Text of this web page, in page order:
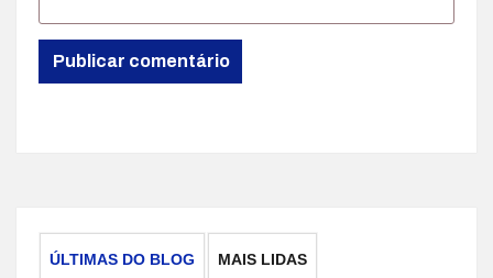
ÚLTIMAS DO BLOG MAIS LIDAS